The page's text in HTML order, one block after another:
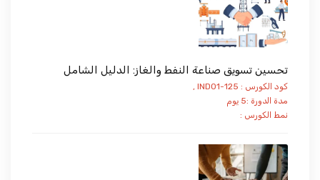
تحسين تسويق صناعة النفط والغاز: الدليل الشامل
كود الكورس : IND01-125 ,
مدة الدورة :5 يوم
نمط الكورس :